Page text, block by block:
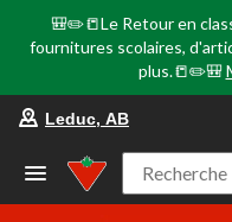
🎒✏️📒Le Retour en
fournitures scolaires,
plus.📒✏️🎒
Leduc, AB
Recherche